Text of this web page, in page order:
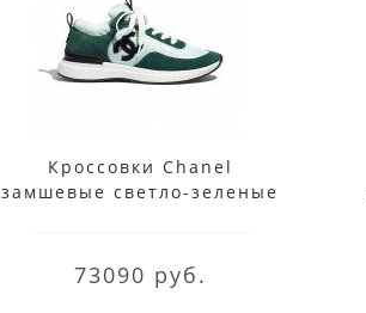
Кроссовки Chanel
замшевые светло-зеленые
73090 руб.